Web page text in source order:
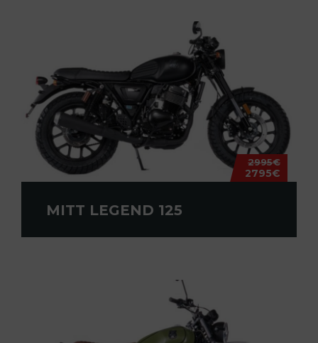
2995€
2795€
MITT LEGEND 125